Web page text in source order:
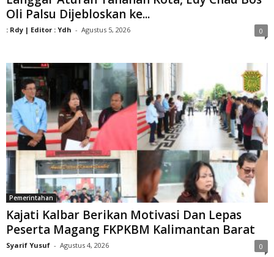
Oli Palsu Dijebloskan ke...
: Rdy | Editor : Ydh - Agustus 5, 2026 0
Pemerintahan
Kajati Kalbar Berikan Motivasi Dan Lepas
Peserta Magang FKPKBM Kalimantan Barat
Syarif Yusuf - Agustus 4, 2026 0